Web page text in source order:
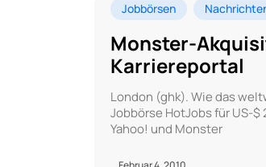
Jobbörsen
Monster-
Karriereportal
London (ghk). Wie das
Jobbörse HotJobs für US-
Yahoo! und Monster